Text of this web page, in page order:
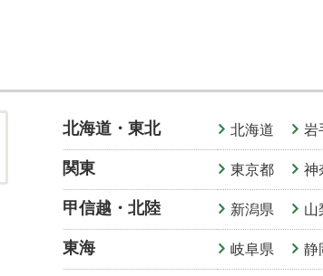
北海道・東北 北海道 岩
関東 東京都 神
甲信越 ・ 北陸 新潟県 山
東海 岐阜県 静